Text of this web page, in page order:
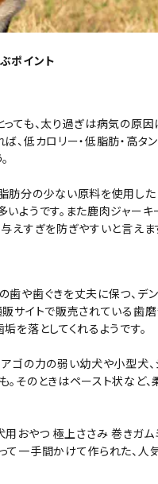
ポイント
ても、太り過ぎは病気の原因
、低カロリー・低脂肪・高タ
肪分の少ない原料を使用した
ようです。また鹿肉ジャーキ
えすぎを防ぎやすいと言えま
歯や歯ぐきを丈夫に保つ、デ
サイトで販売されている歯磨
を落としてくれるようです。
アゴの力の弱い幼犬や小型犬
。そのときはペースト状など、
おやつ 極上ささみ 巻きガム
て一手間かけて作られた、人